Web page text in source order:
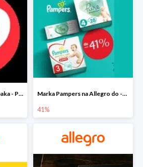
Prezenty na Dzień Chłopaka - Produkty SOXO do -25% Marka Pampers na Allegro do -41%
41%